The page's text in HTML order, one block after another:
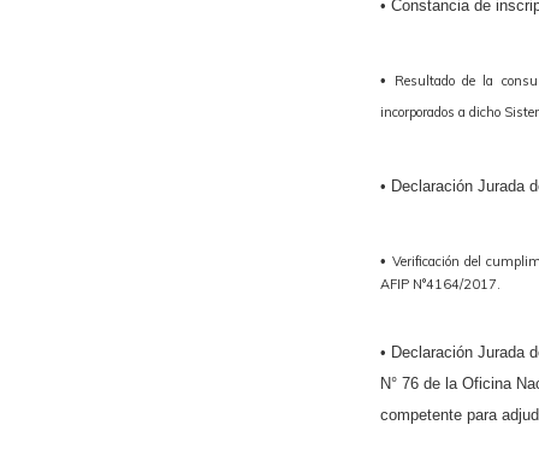
• Constancia de
•
Resultado de la
incorporados a dicho
• Declaración Jurada
• Verificación del
AFIP N°4164/2017.
• Declaración Jurada
N° 76 de la Oficina
competente para